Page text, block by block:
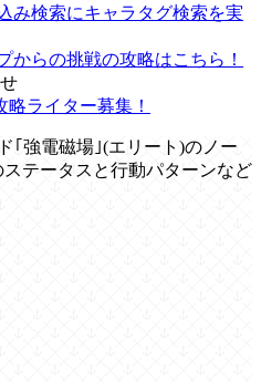
み検索にキャラタグ検索を実
からの挑戦の攻略はこちら！
ライター募集！
｢強電磁場｣(エリート)のノー
テータスと行動パターンなど